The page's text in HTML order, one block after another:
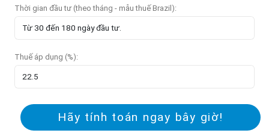
Thời gian đầu tư (theo tháng - mẫu thuế Brazil):
Thuế áp dụng (%):
Hãy tính toán ngay bây giờ!